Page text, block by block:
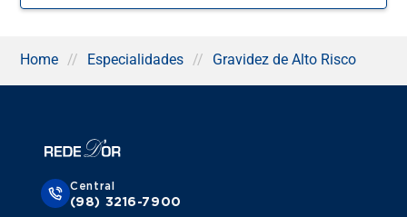
abdominal;
Contrações uterinas precoces;
Edema assimétrico de membros inferiores;
Home // Especialidades // Gravidez de Alto Risco
Central
(98) 3216-7900